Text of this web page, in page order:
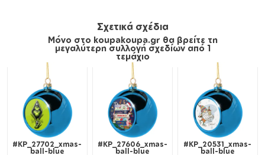
Σχετικά σχέδια
Μόνο στο koupakoupa.gr θα βρείτε τη
μεγαλύτερη συλλογή σχεδίων από 1
τεμάχιο
#KP_27702_xmas-
ball-blue
#KP_27606_xmas-
ball-blue
#KP_20531_xmas-
ball-blue